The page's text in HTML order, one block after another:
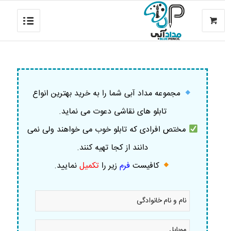
مجموعه مداد آبی شما را به خرید بهترین انواع
تابلو های نقاشی دعوت می نماید.
مختص افرادی که تابلو خوب می خواهند ولی نمی
دانند از کجا تهیه کنند.
کافیست فرم زیر را تکمیلنمایید.
نام
نام
خانوادگی
موبایل